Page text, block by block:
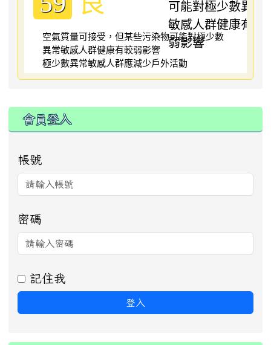
空氣質量可接受，但某些污染物可能對極少數
異常敏感人群健康有較弱影響
極少數異常敏感人群應減少戶外活動
:::
會員登入
帳號
密碼
記住我
登入